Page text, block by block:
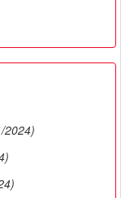
2024)